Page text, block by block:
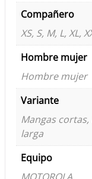
Compañero
XS, S, M, L, XL,
Hombre mujer
Hombre mujer
Variante
Mangas
larga
Equipo